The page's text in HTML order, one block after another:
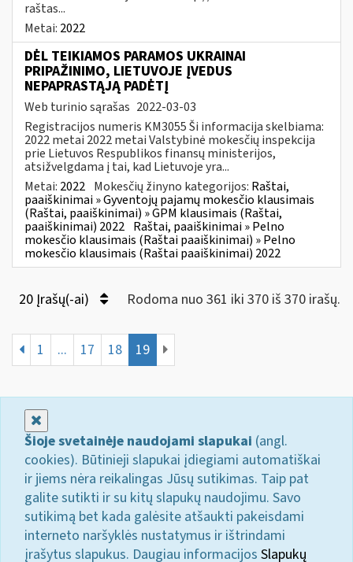
raštas...
Metai: 2022
DĖL TEIKIAMOS PARAMOS UKRAINAI
PRIPAŽINIMO, LIETUVOJE ĮVEDUS
NEPAPRASTĄJĄ PADĖTĮ
Web turinio sąrašas 2022-03-03
Registracijos numeris KM3055 Ši informacija skelbiama:
2022 metai 2022 metai Valstybinė mokesčių inspekcija
prie Lietuvos Respublikos finansų ministerijos,
atsižvelgdama į tai, kad Lietuvoje yra...
Metai: 2022 Mokesčių žinyno kategorijos: Raštai,
paaiškinimai » Gyventojų pajamų mokesčio klausimais
(Raštai, paaiškinimai) » GPM klausimais (Raštai,
paaiškinimai) 2022 Raštai, paaiškinimai » Pelno
mokesčio klausimais (Raštai paaiškinimai) » Pelno
mokesčio klausimais (Raštai paaiškinimai) 2022
20 Įrašų(-ai) Rodoma nuo 361 iki 370 iš 370 irašų.
1 ... 17 18 19
Šioje svetainėje naudojami slapukai (angl.
cookies). Būtinieji slapukai įdiegiami automatiškai
ir jiems nėra reikalingas Jūsų sutikimas. Taip pat
galite sutikti ir su kitų slapukų naudojimu. Savo
sutikimą bet kada galėsite atšaukti pakeisdami
interneto naršyklės nustatymus ir ištrindami
įrašytus slapukus. Daugiau informacijos Slapukų